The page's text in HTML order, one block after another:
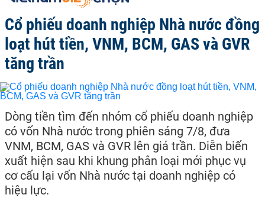
Cổ phiếu doanh nghiệp Nhà nước đồng
loạt hút tiền, VNM, BCM, GAS và GVR
tăng trần
Dòng tiền tìm đến nhóm cổ phiếu doanh nghiệp
có vốn Nhà nước trong phiên sáng 7/8, đưa
VNM, BCM, GAS và GVR lên giá trần. Diễn biến
xuất hiện sau khi khung phân loại mới phục vụ
cơ cấu lại vốn Nhà nước tại doanh nghiệp có
hiệu lực.